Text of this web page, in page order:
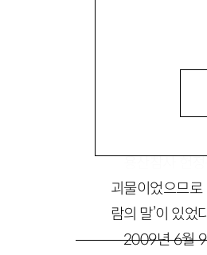
괴물이었으므로
람의 말’이 있었
2009년 6월 9